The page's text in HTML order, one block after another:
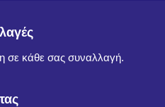
σε κάθε σας συναλλαγή.